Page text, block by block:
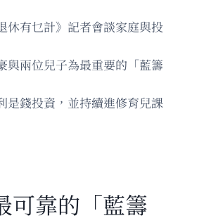
休有乜計》記者會談家庭與投
與兩位兒子為最重要的「藍籌
是錢投資，並持續進修育兒課
可靠的「藍籌